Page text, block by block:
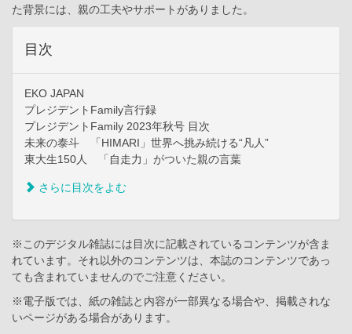
た背景には、親の工夫やサポートがありました。
目次
EKO JAPAN
プレジデントFamily言行録
プレジデントFamily 2023年秋号 目次
未来の泰斗 「HIMARI」世界へ挑み続ける“凡人”
東大生150人 「自走力」がついた親の言葉
さらに目次をよむ
※このデジタル雑誌には目次に記載されているコンテンツが含ま
れています。それ以外のコンテンツは、本誌のコンテンツであっ
ても含まれていませんのでご注意ください。
※電子版では、紙の雑誌と内容が一部異なる場合や、掲載されな
いページがある場合があります。